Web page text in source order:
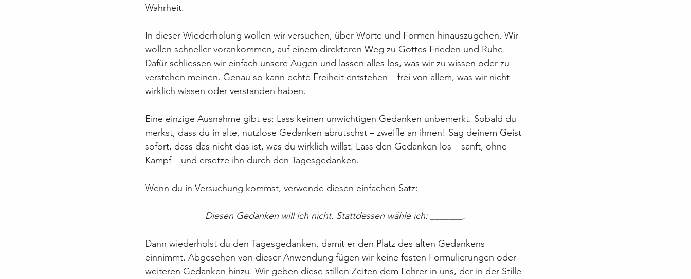
Wahrheit.
In dieser Wiederholung wollen wir versuchen, über Worte und Formen hinauszugehen. Wir
wollen schneller vorankommen, auf einem direkteren Weg zu Gottes Frieden und Ruhe.
Dafür schliessen wir einfach unsere Augen und lassen alles los, was wir zu wissen oder zu
verstehen meinen. Genau so kann echte Freiheit entstehen – frei von allem, was wir nicht
wirklich wissen oder verstanden haben.
Eine einzige Ausnahme gibt es: Lass keinen unwichtigen Gedanken unbemerkt. Sobald du
merkst, dass du in alte, nutzlose Gedanken abrutschst – zweifle an ihnen! Sag deinem Geist
sofort, dass das nicht das ist, was du wirklich willst. Lass den Gedanken los – sanft, ohne
Kampf – und ersetze ihn durch den Tagesgedanken.
Wenn du in Versuchung kommst, verwende diesen einfachen Satz:
Diesen Gedanken will ich nicht. Stattdessen wähle ich: _______.
Dann wiederholst du den Tagesgedanken, damit er den Platz des alten Gedankens
einnimmt. Abgesehen von dieser Anwendung fügen wir keine festen Formulierungen oder
weiteren Gedanken hinzu. Wir geben diese stillen Zeiten dem Lehrer in uns, der in der Stille